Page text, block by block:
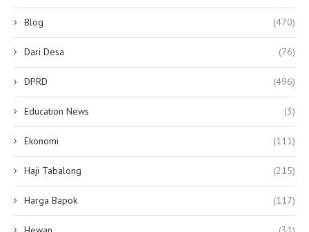
Blog (470)
Dari Desa (76)
DPRD (496)
Education News (3)
Ekonomi (111)
Haji Tabalong (215)
Harga Bapok (117)